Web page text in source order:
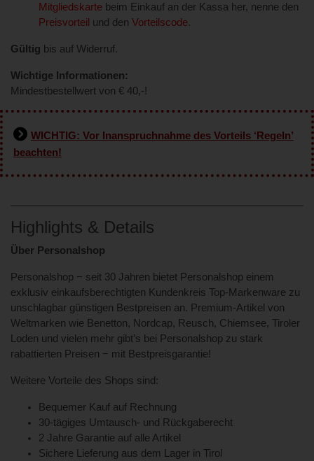
Mitgliedskarte beim Einkauf an der Kassa her, nenne den
Preisvorteil und den Vorteilscode.
Gültig bis auf Widerruf.
Wichtige Informationen:
Mindestbestellwert von € 40,-!
WICHTIG: Vor Inanspruchnahme des Vorteils ‘Regeln’
beachten!
Highlights & Details
Über Personalshop
Personalshop − seit 30 Jahren bietet Personalshop einem
exklusiv einkaufsberechtigten Kundenkreis Top-Markenware zu
unschlagbar günstigen Bestpreisen an. Premium-Artikel von
Weltmarken wie Benetton, Nordcap, Reusch, Chiemsee, Tiroler
Loden und vielen mehr gibt’s bei Personalshop zu stark
rabattierten Preisen − mit Bestpreisgarantie!
Weitere Vorteile des Shops sind:
Bequemer Kauf auf Rechnung
30-tägiges Umtausch- und Rückgaberecht
2 Jahre Garantie auf alle Artikel
Sichere Lieferung aus dem Lager in Tirol